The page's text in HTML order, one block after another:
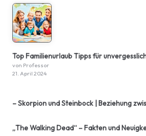
Top Familienurlaub Tipps für
von Professor
21. April 2024
– Skorpion und Steinbock | Beziehung
„The Walking Dead“ – Fakten und